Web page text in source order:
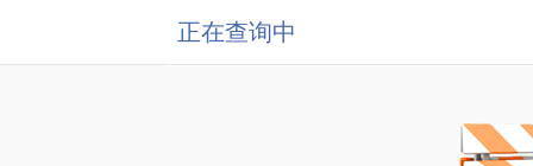
正在查询中